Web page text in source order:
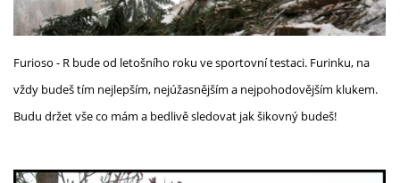
Furioso - R bude od letošního roku ve sportovní testaci. Furinku, na
vždy budeš tím nejlepším, nejúžasnějším a nejpohodovějším klukem.
Budu držet vše co mám a bedlivě sledovat jak šikovný budeš!